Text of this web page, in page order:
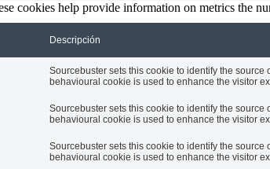
cookies help provide information on metrics the
Descripción
Sourcebuster sets this cookie to identify the
behavioural cookie is used to enhance the visitor
Sourcebuster sets this cookie to identify the
behavioural cookie is used to enhance the visitor
Sourcebuster sets this cookie to identify the
behavioural cookie is used to enhance the visitor